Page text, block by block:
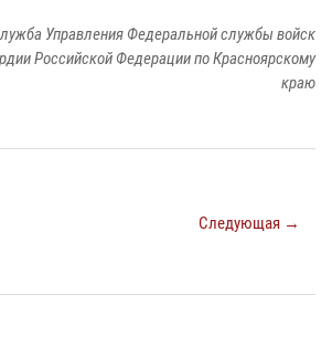
Управления Федеральной службы войск
Российской Федерации по Красноярскому
краю
Следующая →